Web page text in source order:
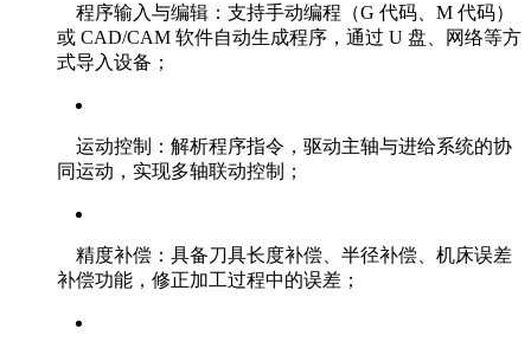
程序输入与编辑：支持手动编程（G 代码、M 代码）
或 CAD/CAM 软件自动生成程序，通过 U 盘、网络等方
式导入设备；
运动控制：解析程序指令，驱动主轴与进给系统的协
同运动，实现多轴联动控制；
精度补偿：具备刀具长度补偿、半径补偿、机床误差
补偿功能，修正加工过程中的误差；